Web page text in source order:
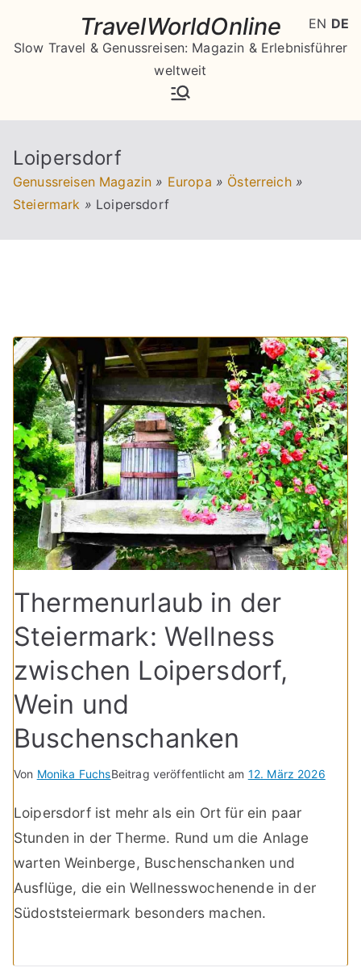
springen
TravelWorldOnline
Slow Travel & Genussreisen: Magazin & Erlebnisführer
weltweit
Loipersdorf
Genussreisen Magazin » Europa » Österreich »
Steiermark » Loipersdorf
Thermenurlaub in der
Steiermark: Wellness
zwischen Loipersdorf,
Wein und
Buschenschanken
Von Monika FuchsBeitrag veröffentlicht am 12. März 2026
Loipersdorf ist mehr als ein Ort für ein paar
Stunden in der Therme. Rund um die Anlage
warten Weinberge, Buschenschanken und
Ausflüge, die ein Wellnesswochenende in der
Südoststeiermark besonders machen.
EN DE